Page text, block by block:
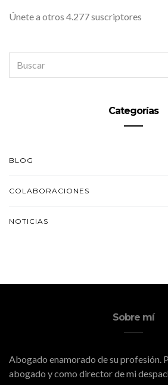
Únete a otros 4.277 suscriptores
FOR:
Categorías
BLOG
COLABORACIONES
NOTICIAS
Sobre mí
Abogado enamorado de su profesión.
abogado y como director de mi